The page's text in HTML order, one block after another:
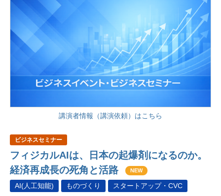
講演者情報（講演依頼）はこちら
ビジネスセミナー
フィジカルAIは、日本の起爆剤になるのか。
経済再成長の死角と活路
NEW
AI(人工知能) ものづくり スタートアップ・CVC